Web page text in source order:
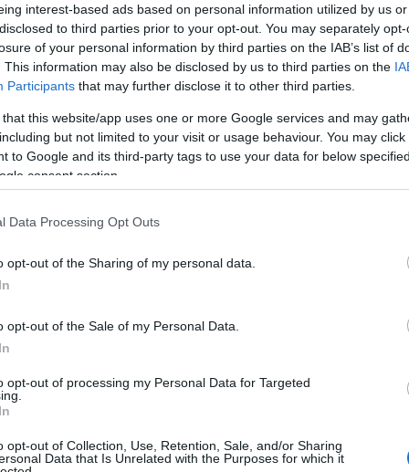
interest-based ads based on personal information utilized by us
to third parties prior to your opt-out. You may separately
of your personal information by third parties on the IAB’s list of
This information may also be disclosed by us to third parties on the
Participants that may further disclose it to other third parties.
that this website/app uses one or more Google services and may
but not limited to your visit or usage behaviour. You may
to Google and its third-party tags to use your data for below
consent section.
Data Processing Opt Outs
opt-out of the Sharing of my personal data.
opt-out of the Sale of my Personal Data.
opt-out of processing my Personal Data for Targeted
opt-out of Collection, Use, Retention, Sale, and/or Sharing
Data that Is Unrelated with the Purposes for which it
in moto un veicolo, dando ancora
Nonostante le problematiche e le regole
la riapertura delle sale
forte per il ritorno alla normalitàdopo
di film e prime visioni da poter apprezzare
importante per ritrovare il piacere e
sala può offrire quando si segue un
visto l’attivazione della cassa
Anec Sardegna, Luciano Lombardo aveva
della regione Solinas, nella quale
la categoria . Nessun segnale ha rincuorato
sulle proprie forze,
sarà così per tutti, alcuni gestori in
avranno la forza di ripartire, chiudendo
sale. Sarebbe una ulteriore sconfitta per la
determinanti per rimettere in moto una